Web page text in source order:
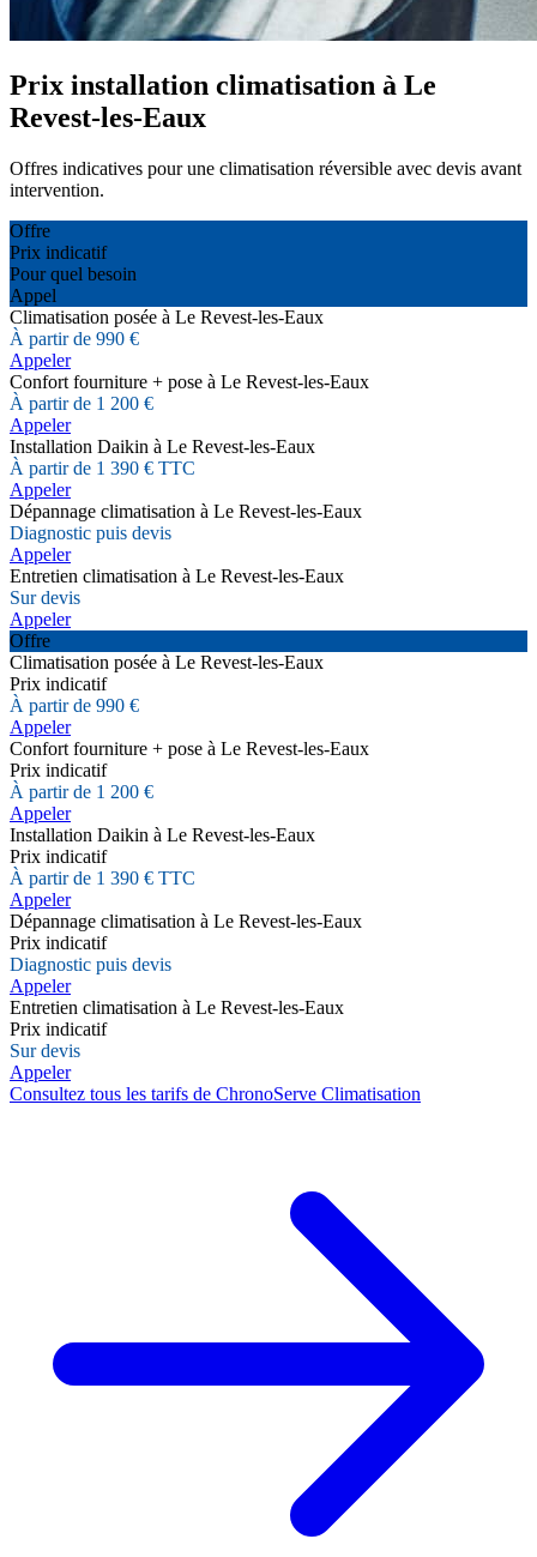
Prix installation climatisation à Le
Revest-les-Eaux
Offres indicatives pour une climatisation réversible avec devis avant
intervention.
Offre
Prix indicatif
Pour quel besoin
Appel
Climatisation posée à Le Revest-les-Eaux
À partir de 990 €
Appeler
Confort fourniture + pose à Le Revest-les-Eaux
À partir de 1 200 €
Appeler
Installation Daikin à Le Revest-les-Eaux
À partir de 1 390 € TTC
Appeler
Dépannage climatisation à Le Revest-les-Eaux
Diagnostic puis devis
Appeler
Entretien climatisation à Le Revest-les-Eaux
Sur devis
Appeler
Offre
Climatisation posée à Le Revest-les-Eaux
Prix indicatif
À partir de 990 €
Appeler
Confort fourniture + pose à Le Revest-les-Eaux
Prix indicatif
À partir de 1 200 €
Appeler
Installation Daikin à Le Revest-les-Eaux
Prix indicatif
À partir de 1 390 € TTC
Appeler
Dépannage climatisation à Le Revest-les-Eaux
Prix indicatif
Diagnostic puis devis
Appeler
Entretien climatisation à Le Revest-les-Eaux
Prix indicatif
Sur devis
Appeler
Consultez tous les tarifs de ChronoServe Climatisation